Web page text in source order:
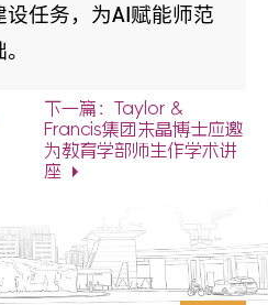
任务，为AI赋能师范
下一篇：Taylor &
Francis集团朱晶博士应邀
为教育学部师生作学术讲
座